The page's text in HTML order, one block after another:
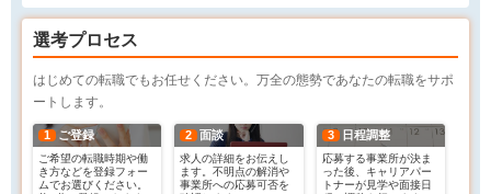
選考プロセス
はじめての転職でもお任せください。万全の態勢であなたの転職をサポ
ートします。
1 ご登録
ご希望の転職時期や働
き方などを登録フォー
ムでお選びください。
2 面談
求人の詳細をお伝えし
ます。不明点の解消や
事業所への応募可否を
3 日程調整
応募する事業所が決ま
った後、キャリアパー
トナーが見学や面接日